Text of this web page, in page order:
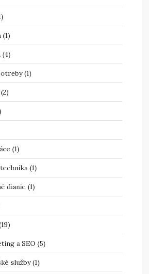
(1)
(4)
(1)
(2)
(1)
(1)
dianie (1)
a SEO (5)
služby(1)